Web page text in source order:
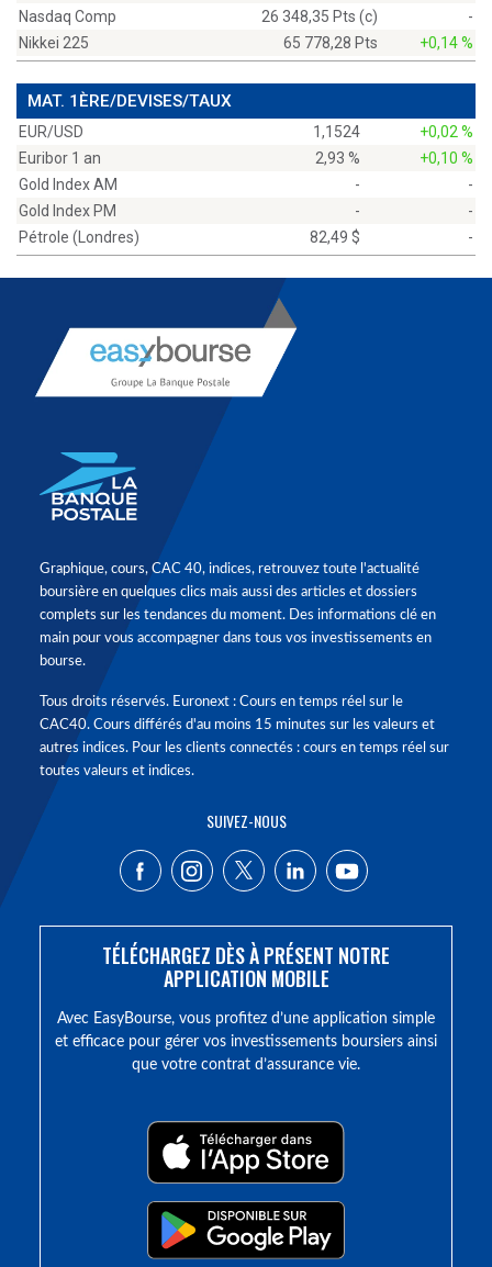
Nasdaq Comp
26 348,35 Pts (c)
-
Nikkei 225
65 778,28 Pts +0,14 %
MAT. 1ÈRE/DEVISES/TAUX
EUR/USD 1,1524
+0,02 %
Euribor 1 an
2,93 %
+0,10 %
Gold Index AM
-
-
Gold Index PM
-
-
Pétrole (Londres)
82,49 $ -
Graphique, cours, CAC 40, indices, retrouvez toute l'actualité
boursière en quelques clics mais aussi des articles et dossiers
complets sur les tendances du moment. Des informations clé en
main pour vous accompagner dans tous vos investissements en
bourse.
Tous droits réservés. Euronext : Cours en temps réel sur le
CAC40. Cours différés d'au moins 15 minutes sur les valeurs et
autres indices. Pour les clients connectés : cours en temps réel sur
toutes valeurs et indices.
SUIVEZ-NOUS
TÉLÉCHARGEZ DÈS À PRÉSENT NOTRE
APPLICATION MOBILE
Avec EasyBourse, vous profitez d’une application simple
et efficace pour gérer vos investissements boursiers ainsi
que votre contrat d’assurance vie.